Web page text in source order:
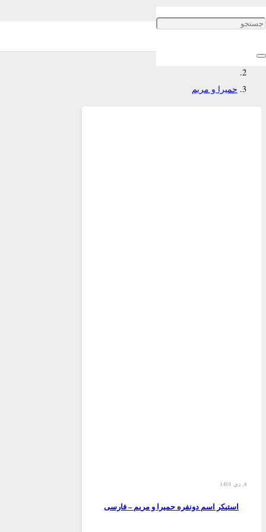
حمیرا و مریم
حمیرا و مریم
8, دی 1401
استیکر اسم دونفره حمیرا و مریم – فارسی